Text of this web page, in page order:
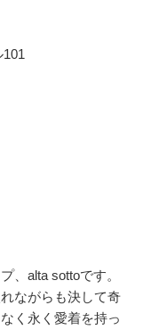
、alta sottoです。
ながらも決して奇
く永く愛着を持っ